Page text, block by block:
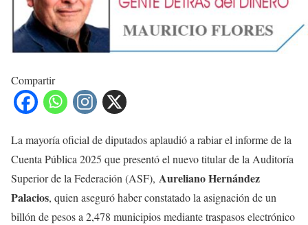
Compartir
La mayoría oficial de diputados aplaudió a rabiar el informe de la
Cuenta Pública 2025 que presentó el nuevo titular de la Auditoría
Superior de la Federación (ASF), Aureliano Hernández
Palacios, quien aseguró haber constatado la asignación de un
billón de pesos a 2,478 municipios mediante traspasos electrónico